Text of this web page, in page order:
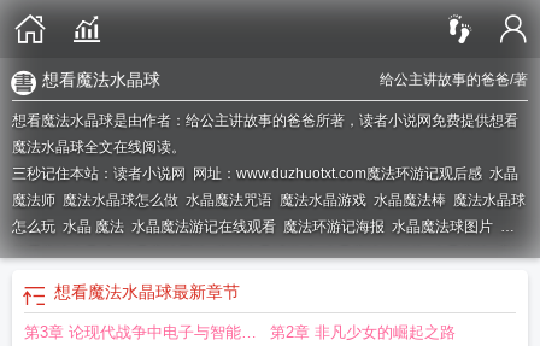
给公主讲故事的爸爸/著
想看魔法水晶球
想看魔法水晶球是由作者：给公主讲故事的爸爸所著，读者小说网免费提供想看
魔法水晶球全文在线阅读。
三秒记住本站：读者小说网 网址：www.duzhuotxt.com魔法环游记观后感 水晶
魔法师 魔法水晶球怎么做 水晶魔法咒语 魔法水晶游戏 水晶魔法棒 魔法水晶球
怎么玩 水晶 魔法 水晶魔法游记在线观看 魔法环游记海报 水晶魔法球图片 我
想看魔法水晶球水晶魔法图片魔法水晶球游戏水晶魔法动画片水晶魔法魔法
水晶怎么用 魔法环游记国语 水晶魔法球
法水晶真的有用吗
游记在线阅读魔法水晶动漫魔法水晶3水晶魔法书想看魔法水晶球
想看魔法水晶球最新章节
第3章 论现代战争中电子与智能化 第2章 非凡少女的崛起之路